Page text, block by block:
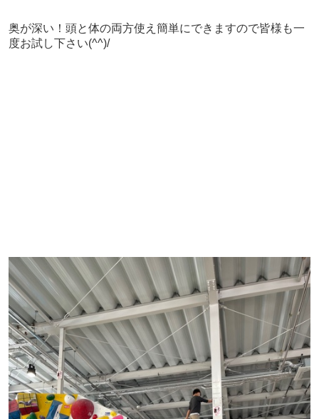
奥が深い！頭と体の両方使え簡単にできますので皆様も一
度お試し下さい(^^)/